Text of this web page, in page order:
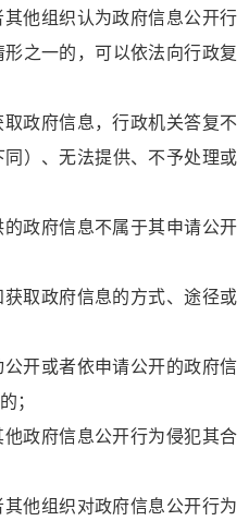
他组织认为政府信息公开行
之一的，可以依法向行政复
取政府信息，行政机关答复不
）、无法提供、不予处理或
的政府信息不属于其申请公开
获取政府信息的方式、途径或
公开或者依申请公开的政府信
；
他政府信息公开行为侵犯其合
他组织对政府信息公开行为